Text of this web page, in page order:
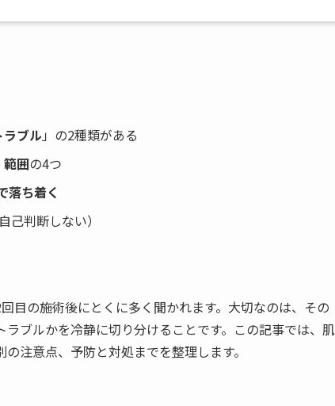
ブル 」の2種類がある
囲の4つ
落ち着く
自己判断しない）
目の施術後にとくに多く聞かれます。大切なのは、その
ブルかを冷静に切り分けることです。この記事では、肌
注意点、予防と対処までを整理します。